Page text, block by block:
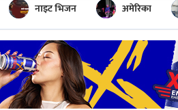
नाइट भिजन अमेरिका